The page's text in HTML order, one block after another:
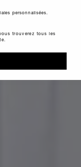
personnalisées.
trouverez tous les